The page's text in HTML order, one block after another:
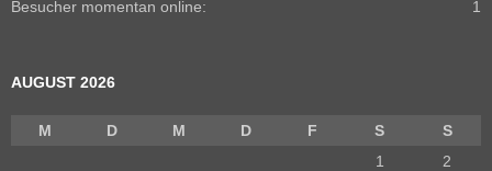
1
Besucher momentan online:
AUGUST 2026
M D M D F S
S
1
2